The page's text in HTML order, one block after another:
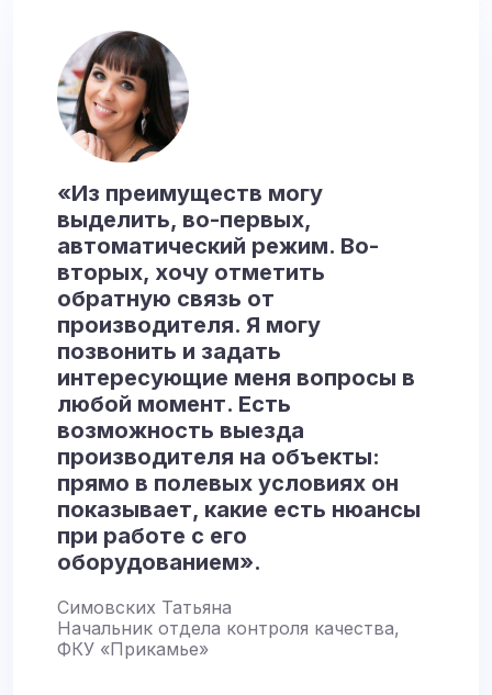
«Из преимуществ могу
выделить, во-первых,
автоматический режим. Во-
вторых, хочу отметить
обратную связь от
производителя. Я могу
позвонить и задать
интересующие меня вопросы в
любой момент. Есть
возможность выезда
производителя на объекты:
прямо в полевых условиях он
показывает, какие есть нюансы
при работе с его
оборудованием».
Симовских Татьяна
Начальник отдела контроля качества,
ФКУ «Прикамье»